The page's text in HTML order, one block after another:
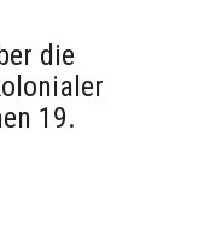
die
19.